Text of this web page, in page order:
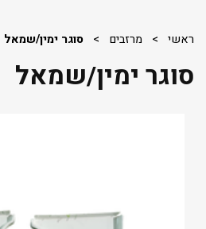
ראשי > מרזבים > סוגר ימין/שמאל
סוגר ימין/שמאל